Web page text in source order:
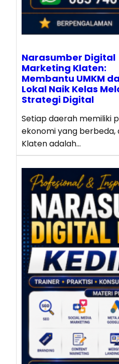
Narasumber Digital
Marketing Klaten:
Membantu UMKM
Lokal Naik Kelas
Strategi Digital
Setiap daerah memiliki
ekonomi yang berbeda,
Klaten adalah…